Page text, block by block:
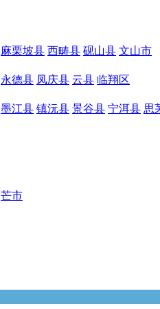
麻栗坡县 西畴县 砚山县 文山市
永德县 凤庆县 云县 临翔区
墨江县 镇沅县 景谷县 宁洱县 思
芒市